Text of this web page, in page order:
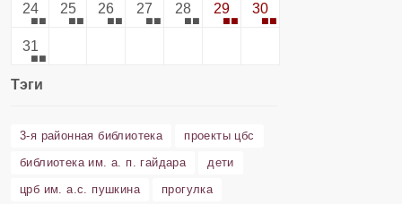
24 25 26 27 28 29 30
31
Тэги
3-я районная библиотека
проекты цбс
библиотека им. а. п. гайдара
дети
црб им. а.с. пушкина
прогулка